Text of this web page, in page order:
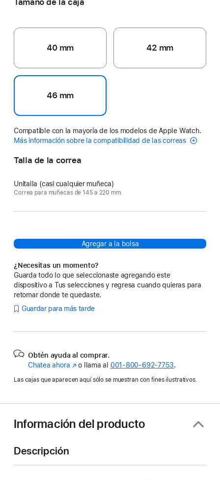
Tamaño de la caja
40 mm 42 mm
46 mm
Compatible con la mayoría de los modelos de Apple Watch.
Más información sobre la compatibilidad de las correas
Talla de la correa
Unitalla (casi cualquier muñeca)
Correa para muñecas de 145 a 220 mm.
Agregar a la bolsa
¿Necesitas un momento?
Guarda todo lo que seleccionaste agregando este
dispositivo a Tus selecciones y regresa cuando quieras para
retomar donde te quedaste.
Guardar para más tarde
Obtén ayuda al comprar.
Chatea ahora (se
en
nueva
o llama al 001‑800‑692‑7753.
Las cajas que aparecen aquí sólo se muestran con fines ilustrativos.
Información del producto
Descripción